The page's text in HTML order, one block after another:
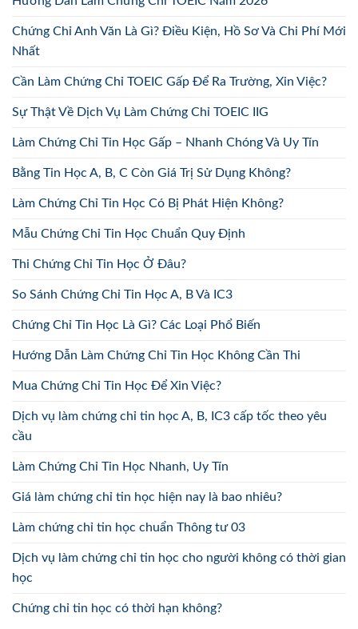
Chứng Chỉ Anh Văn Là Gì? Điều Kiện, Hồ Sơ Và Chi Phí Mới
Nhất
Cần Làm Chứng Chỉ TOEIC Gấp Để Ra Trường, Xin Việc?
Sự Thật Về Dịch Vụ Làm Chứng Chỉ TOEIC IIG
Làm Chứng Chỉ Tin Học Gấp – Nhanh Chóng Và Uy Tín
Bằng Tin Học A, B, C Còn Giá Trị Sử Dụng Không?
Làm Chứng Chỉ Tin Học Có Bị Phát Hiện Không?
Mẫu Chứng Chỉ Tin Học Chuẩn Quy Định
Thi Chứng Chỉ Tin Học Ở Đâu?
So Sánh Chứng Chỉ Tin Học A, B Và IC3
Chứng Chỉ Tin Học Là Gì? Các Loại Phổ Biến
Hướng Dẫn Làm Chứng Chỉ Tin Học Không Cần Thi
Mua Chứng Chỉ Tin Học Để Xin Việc?
Dịch vụ làm chứng chỉ tin học A, B, IC3 cấp tốc theo yêu
cầu
Làm Chứng Chỉ Tin Học Nhanh, Uy Tín
Giá làm chứng chỉ tin học hiện nay là bao nhiêu?
Làm chứng chỉ tin học chuẩn Thông tư 03
Dịch vụ làm chứng chỉ tin học cho người không có thời gian
học
Chứng chỉ tin học có thời hạn không?